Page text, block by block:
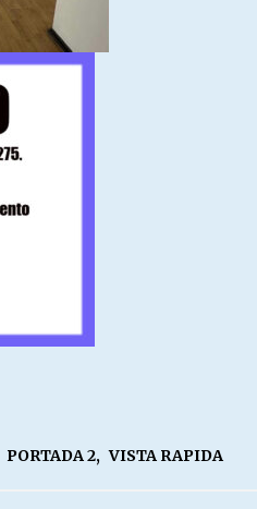
PORTADA 2, VISTA RAPIDA